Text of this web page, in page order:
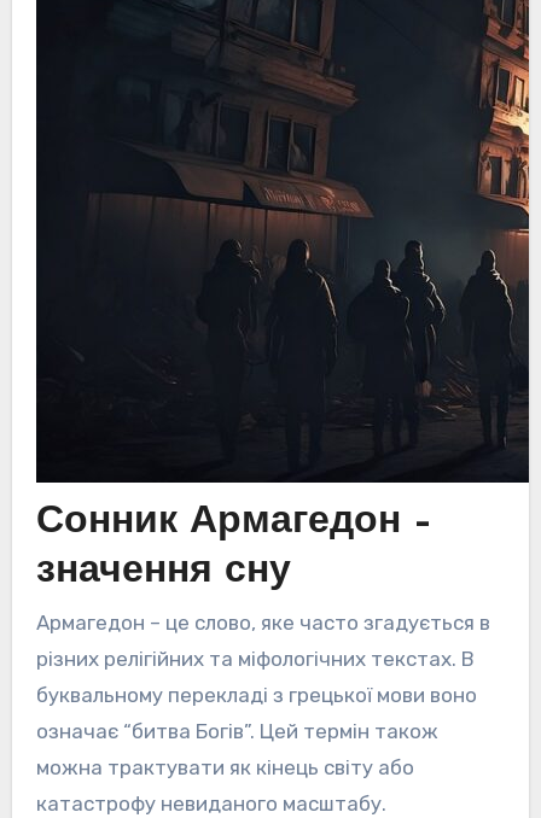
Сонник Армагедон –
значення сну
Армагедон – це слово, яке часто згадується в
різних релігійних та міфологічних текстах. В
буквальному перекладі з грецької мови воно
означає “битва Богів”. Цей термін також
можна трактувати як кінець світу або
катастрофу невиданого масштабу.